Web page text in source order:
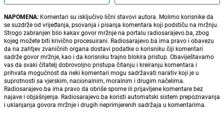
NAPOMENA: Komentari su isključivo lični stavovi autora. Molimo korisnike da
se suzdrže od vrijeđanja, psovanja i pisanja komentara koji podstiču na mržnju.
Strogo zabranjen bilo kakav govor mržnje na portalu radiosarajevo.ba, zbog
kojeg možete biti krivično procesuirani. Radiosarajevo.ba ima pravo i obavezu
da na zahtjev zvaničnih organa dostavi podatke o korisniku čiji komentari
sadrže govor mržnje, kao i da korisniku trajno blokira pristup. Obaviještavamo
vas da svaki čitatelj dobrovoljno pristupa čitanju i kreiranju komentara i
prihvata mogućnost da neki komentari mogu sadržavati narativ koji je u
suprotnosti sa vjerskim, nacionalnim, moralnim i drugim načelima.
Radiosarajevo.ba ima pravo da obriše sporne ili prijavljene komentare bez
najave i objašnjenja. Radiosarajevo.ba koristi automatski sistem prepoznavanja
i uklanjanja govora mržnje i drugih neprimjerenih sadržaja u komentarima.